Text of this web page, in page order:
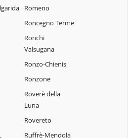
Romeno
Roncegno Terme
Ronchi
Valsugana
Ronzo-Chienis
Ronzone
Roverè della
Luna
Rovereto
Ruffrè-Mendola